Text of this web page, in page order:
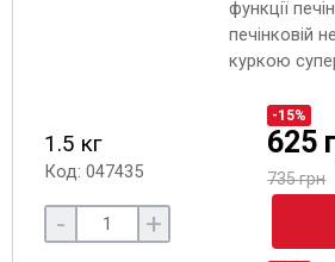
функції
печінковій
куркою
1.5 кг
Код: 047435
-15%
625
735 грн
- +